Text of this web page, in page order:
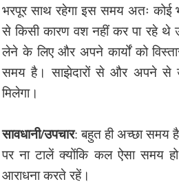
भरपूर साथ रहेगा इस समय अतः कोई
से किसी कारण वश नहीं कर पा रहे
लेने के लिए और अपने कार्यों को
समय है। साझेदारों से और अपने से
मिलेगा।
सावधानी/उपचार: बहुत ही अच्छा समय
पर ना टालें क्योंकि कल ऐसा समय
आराधना करते रहें।